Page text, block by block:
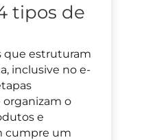
tipos de
que estruturam
inclusive no e-
o
e
cumpre um